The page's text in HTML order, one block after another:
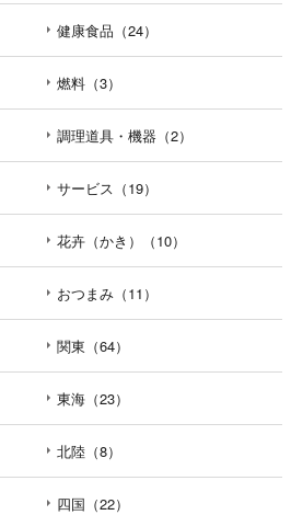
健康食品（24）
燃料（3）
調理道具・機器（2）
サービス（19）
花卉（かき）（10）
おつまみ（11）
関東（64）
東海（23）
北陸（8）
四国（22）